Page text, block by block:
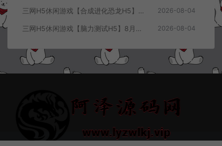
三网H5休闲游戏【合成进化恐龙H5】8月最新整理Linux手工服务端+Win一键服务端+解压即玩+简易安卓客户端+详细搭建教程 2026-08-04
三网H5休闲游戏【脑力测试H5】8月最新整理Linux手工服务端+Win一键服务端+解压即玩+简易安卓客户端+详细搭建教程 2026-08-04